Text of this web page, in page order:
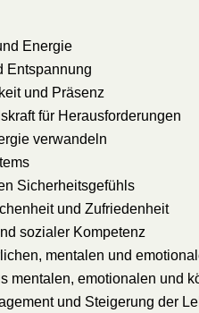
Energie
Entspannung
und Präsenz
für Herausforderungen
verwandeln
Sicherheitsgefühls
und Zufriedenheit
sozialer Kompetenz
mentalen und
mentalen, emotionalen und
und Steigerung der